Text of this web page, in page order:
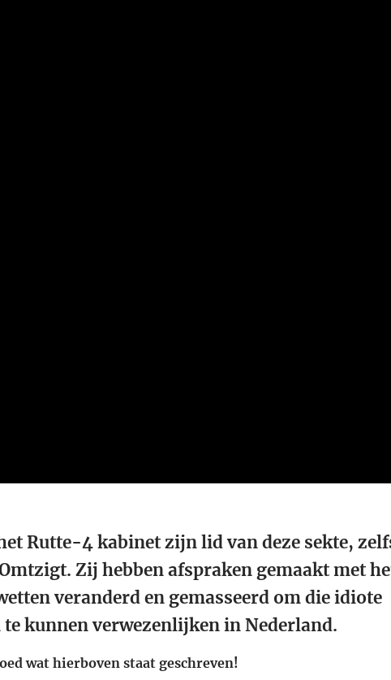
Rutte-4 kabinet zijn lid van deze sekte,
Zij hebben afspraken gemaakt met
veranderd en gemasseerd om die idiote
kunnen verwezenlijken in Nederland.
wat hierboven staat geschreven!